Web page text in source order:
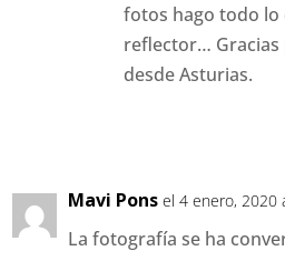
fotos hago todo lo
reflector… Gracias
desde Asturias.
Mavi Pons el 4 enero, 2020
La fotografía se ha